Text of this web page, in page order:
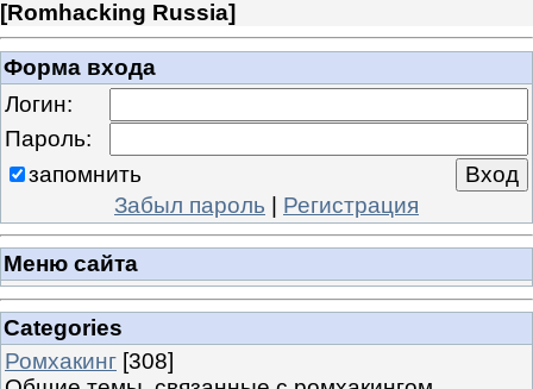
[Romhacking Russia]
Форма входа
Логин:
Пароль:
запомнить
Забыл пароль | Регистрация
Меню сайта
Categories
Ромхакинг [308]